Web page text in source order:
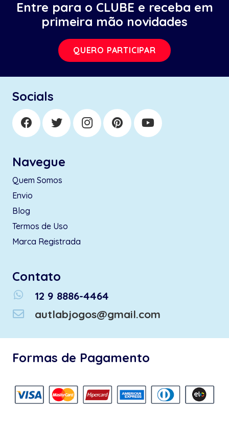
Entre para o CLUBE e receba em
primeira mão novidades
QUERO PARTICIPAR
Socials
Navegue
Quem Somos
Envio
Blog
Termos de Uso
Marca Registrada
Contato
whatsapp
12 9 8886-4464
autlabjogos@gmail.com
Formas de Pagamento